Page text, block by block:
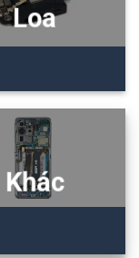
Loa
Khác